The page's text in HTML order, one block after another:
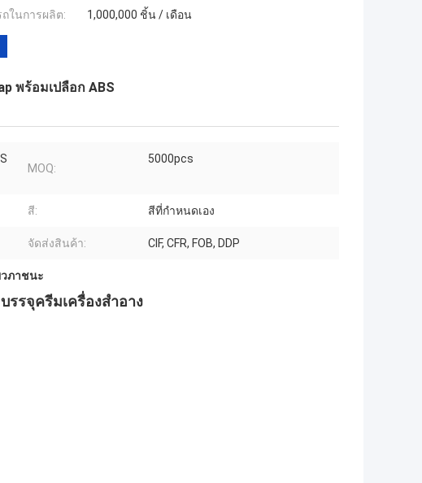
ในการผลิต:
1,000,000 ชิ้น / เดือน
พร้อมเปลือก ABS
MOQ:
5000pcs
สี: สีที่กำหนดเอง
จัดส่งสินค้า: CIF, CFR, FOB, DDP
ภาชนะ
รจุครีมเครื่องสำอาง